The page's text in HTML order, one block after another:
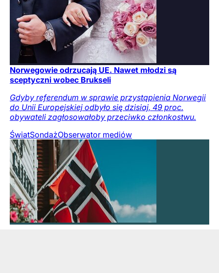
Norwegowie odrzucają UE. Nawet młodzi są
sceptyczni wobec Brukseli
Gdyby referendum w sprawie przystąpienia Norwegii
do Unii Europejskiej odbyło się dzisiaj, 49 proc.
obywateli zagłosowałoby przeciwko członkostwu.
ŚwiatSondażObserwator mediów